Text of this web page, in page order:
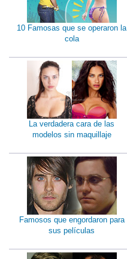
10 Famosas que se operaron la
cola
La verdadera cara de las
modelos sin maquillaje
Famosos que engordaron para
sus películas